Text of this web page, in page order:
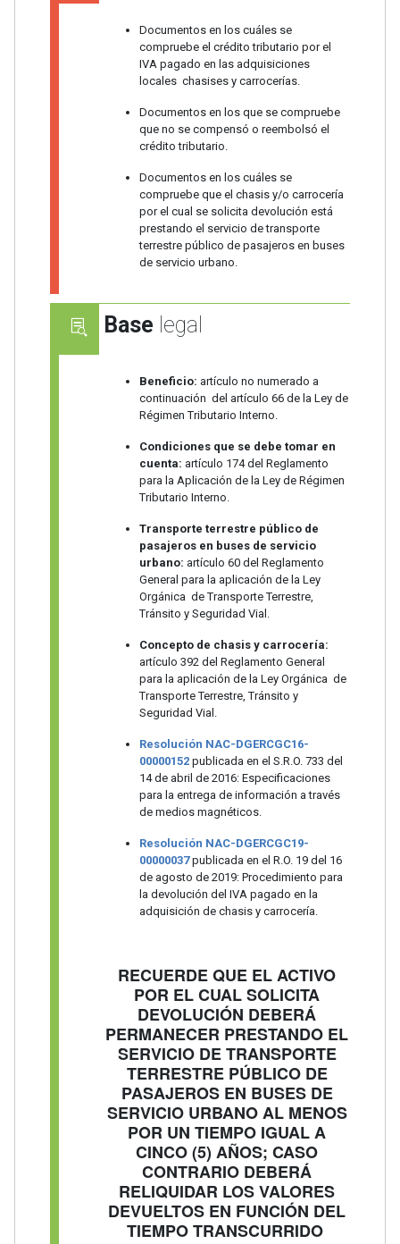
Documentos en los cuáles se
compruebe el crédito tributario por el
IVA pagado en las adquisiciones
locales chasises y carrocerías.
Documentos en los que se compruebe
que no se compensó o reembolsó el
crédito tributario.
Documentos en los cuáles se
compruebe que el chasis y/o carrocería
por el cual se solicita devolución está
prestando el servicio de transporte
terrestre público de pasajeros en buses
de servicio urbano.
Base legal
Beneficio: artículo no numerado a
continuación del artículo 66 de la Ley de
Régimen Tributario Interno.
Condiciones que se debe tomar en
cuenta: artículo 174 del Reglamento
para la Aplicación de la Ley de Régimen
Tributario Interno.
Transporte terrestre público de
pasajeros en buses de servicio
urbano: artículo 60 del Reglamento
General para la aplicación de la Ley
Orgánica de Transporte Terrestre,
Tránsito y Seguridad Vial.
Concepto de chasis y carrocería:
artículo 392 del Reglamento General
para la aplicación de la Ley Orgánica de
Transporte Terrestre, Tránsito y
Seguridad Vial.
Resolución NAC-DGERCGC16-
00000152publicada en el S.R.O. 733 del
14 de abril de 2016: Especificaciones
para la entrega de información a través
de medios magnéticos.
Resolución NAC-DGERCGC19-
00000037publicada en el R.O. 19 del 16
de agosto de 2019: Procedimiento para
la devolución del IVA pagado en la
adquisición de chasis y carrocería.
RECUERDE QUE EL ACTIVO
POR EL CUAL SOLICITA
DEVOLUCIÓN DEBERÁ
PERMANECER PRESTANDO EL
SERVICIO DE TRANSPORTE
TERRESTRE PÚBLICO DE
PASAJEROS EN BUSES DE
SERVICIO URBANO AL MENOS
POR UN TIEMPO IGUAL A
CINCO (5) AÑOS; CASO
CONTRARIO DEBERÁ
RELIQUIDAR LOS VALORES
DEVUELTOS EN FUNCIÓN DEL
TIEMPO TRANSCURRIDO